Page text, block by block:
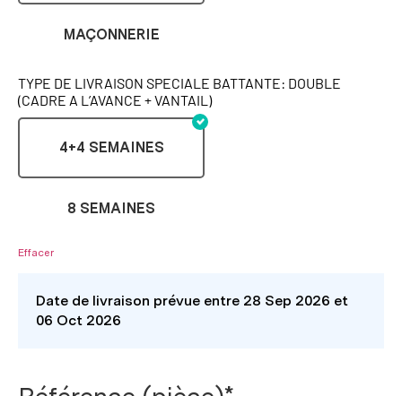
MAÇONNERIE
TYPE DE LIVRAISON SPECIALE BATTANTE: DOUBLE
(CADRE A L’AVANCE + VANTAIL)
4+4 SEMAINES
8 SEMAINES
Effacer
Date de livraison prévue entre 28 Sep 2026 et
06 Oct 2026